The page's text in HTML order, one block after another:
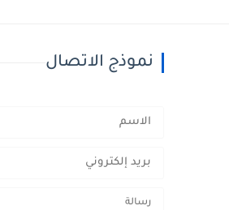
نموذج الاتصال